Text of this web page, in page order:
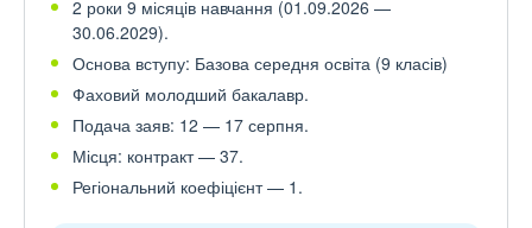
2 роки 9 місяців навчання (01.09.2026 —
30.06.2029).
Основа вступу: Базова середня освіта (9 класів)
Фаховий молодший бакалавр.
Подача заяв: 12 — 17 серпня.
Місця: контракт — 37.
Регіональний коефіцієнт — 1.